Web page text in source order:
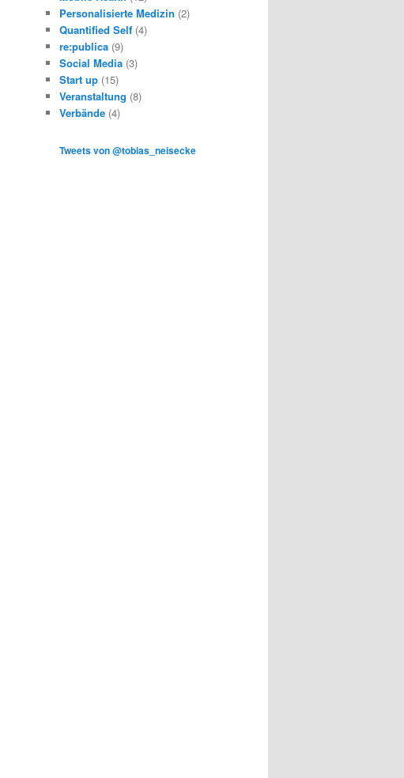
Personalisierte Medizin (2)
Quantified Self (4)
re:publica (9)
Social Media (3)
Start up (15)
Veranstaltung (8)
Verbände (4)
Tweets von @tobias_neisecke